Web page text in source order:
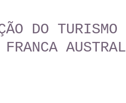
DO TURISMO
AUSTRAL